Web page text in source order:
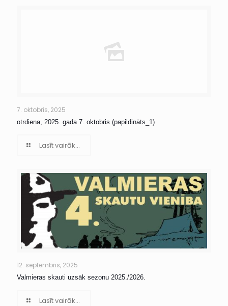
7. oktobris, 2025
otrdiena, 2025. gada 7. oktobris (papildināts_1)
Lasīt vairāk...
12. septembris, 2025
Valmieras skauti uzsāk sezonu 2025./2026.
Lasīt vairāk...